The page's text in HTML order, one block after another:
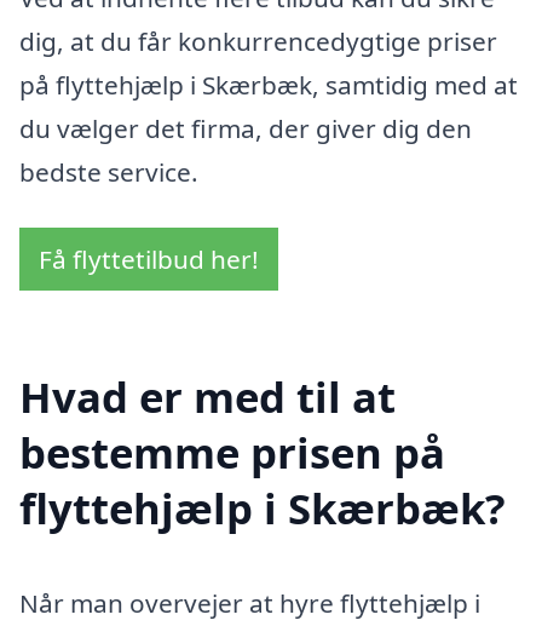
dig, at du får konkurrencedygtige priser
på flyttehjælp i Skærbæk, samtidig med at
du vælger det firma, der giver dig den
bedste service.
Få flyttetilbud her!
Hvad er med til at
bestemme prisen på
flyttehjælp i Skærbæk?
Når man overvejer at hyre flyttehjælp i